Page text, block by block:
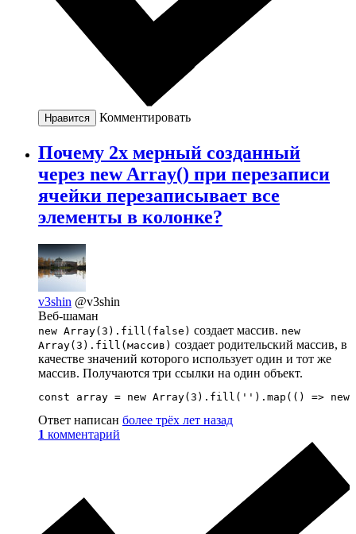
Нравится Комментировать
Почему 2х мерный созданный
через new Array() при перезаписи
ячейки перезаписывает все
элементы в колонке?
v3shin @v3shin
Веб-шаман
new Array(3).fill(false) создает массив. new
Array(3).fill(массив) создает родительский массив, в
качестве значений которого использует один и тот же
массив. Получаются три ссылки на один объект.
const array = new Array(3).fill('').map(() =>
Ответ написан более трёх лет назад
1 комментарий